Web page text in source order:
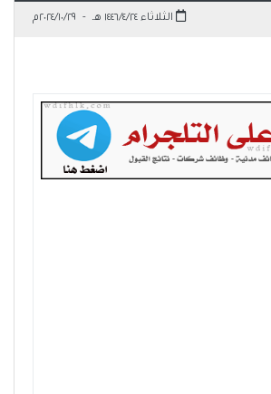
الثلاثاء ١٤٤٦/٤/٢٤ هـ - ٢٠٢٤/١٠/٢٩م